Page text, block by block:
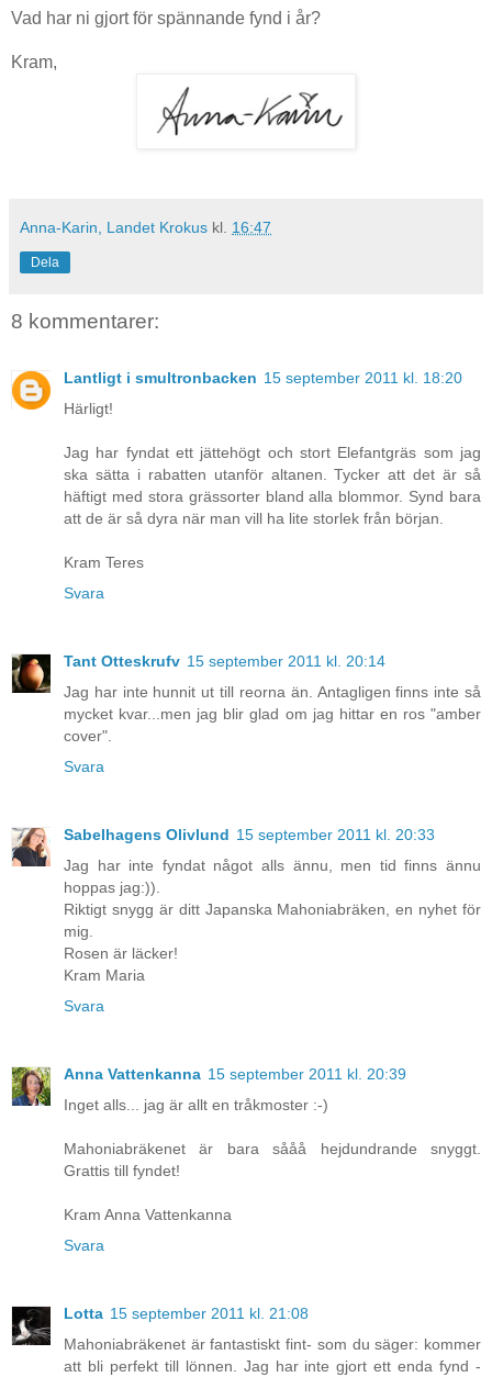
Vad har ni gjort för spännande fynd i år?
Kram,
Anna-Karin, Landet Krokus kl. 16:47
Dela
8 kommentarer:
Lantligt i smultronbacken 15 september 2011 kl. 18:20
Härligt!
Jag har fyndat ett jättehögt och stort Elefantgräs som jag
ska sätta i rabatten utanför altanen. Tycker att det är så
häftigt med stora grässorter bland alla blommor. Synd bara
att de är så dyra när man vill ha lite storlek från början.
Kram Teres
Svara
Tant Otteskrufv 15 september 2011 kl. 20:14
Jag har inte hunnit ut till reorna än. Antagligen finns inte så
mycket kvar...men jag blir glad om jag hittar en ros "amber
cover".
Svara
Sabelhagens Olivlund 15 september 2011 kl. 20:33
Jag har inte fyndat något alls ännu, men tid finns ännu
hoppas jag:)).
Riktigt snygg är ditt Japanska Mahoniabräken, en nyhet för
mig.
Rosen är läcker!
Kram Maria
Svara
Anna Vattenkanna 15 september 2011 kl. 20:39
Inget alls... jag är allt en tråkmoster :-)
Mahoniabräkenet är bara sååå hejdundrande snyggt.
Grattis till fyndet!
Kram Anna Vattenkanna
Svara
Lotta 15 september 2011 kl. 21:08
Mahoniabräkenet är fantastiskt fint- som du säger: kommer
att bli perfekt till lönnen. Jag har inte gjort ett enda fynd -